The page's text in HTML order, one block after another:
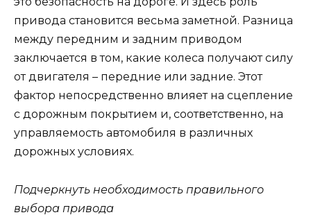
привода становится весьма заметной. Разница
между передним и задним приводом
заключается в том, какие колеса получают силу
от двигателя – передние или задние. Этот
фактор непосредственно влияет на сцепление
с дорожным покрытием и, соответственно, на
управляемость автомобиля в различных
дорожных условиях.
Подчеркнуть необходимость правильного
выбора привода